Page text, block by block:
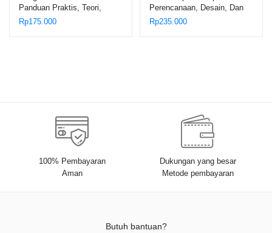
Panduan Praktis, Teori,
hingga Contoh Aplikasi
Rp175.000
Perencanaan, Desain, Dan
Pengelolaan Infrastruktur
Rp235.000
100% Pembayaran
Aman
Dukungan yang besar
Metode pembayaran
Butuh bantuan?